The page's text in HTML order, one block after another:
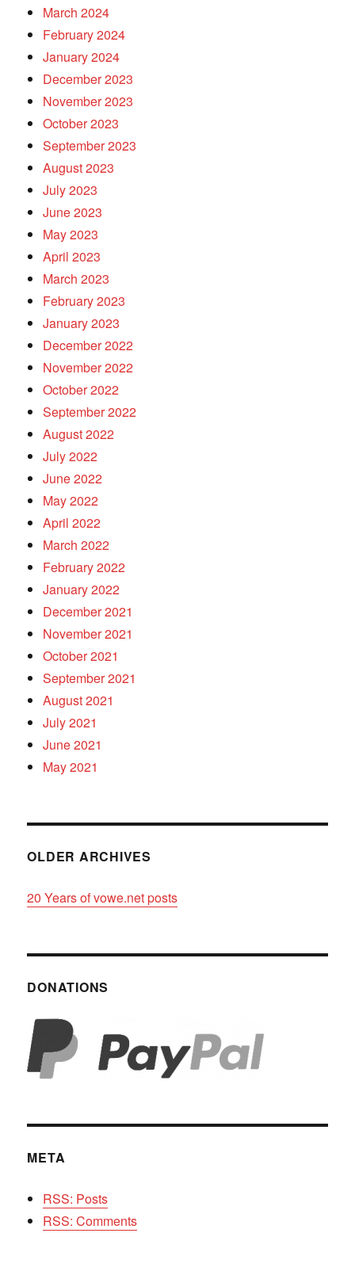
March 2024
February 2024
January 2024
December 2023
November 2023
October 2023
September 2023
August 2023
July 2023
June 2023
May 2023
April 2023
March 2023
February 2023
January 2023
December 2022
November 2022
October 2022
September 2022
August 2022
July 2022
June 2022
May 2022
April 2022
March 2022
February 2022
January 2022
December 2021
November 2021
October 2021
September 2021
August 2021
July 2021
June 2021
May 2021
OLDER ARCHIVES
20 Years of vowe.net posts
DONATIONS
META
RSS: Posts
RSS: Comments